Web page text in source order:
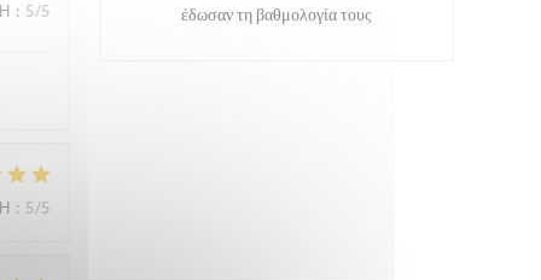
: 5/5
: 5/5
έδωσαν τη βαθμολογία τους